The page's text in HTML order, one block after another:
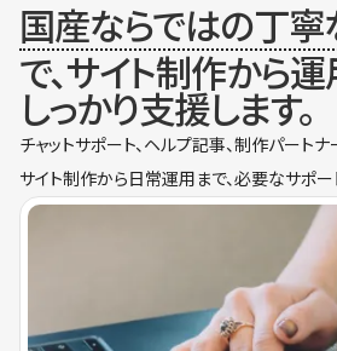
国産ならではの丁寧
で、サイト制作から
しっかり支援します。
チャットサポート、ヘルプ記事、制作パートナ
サイト制作から日常運用まで、必要なサポー